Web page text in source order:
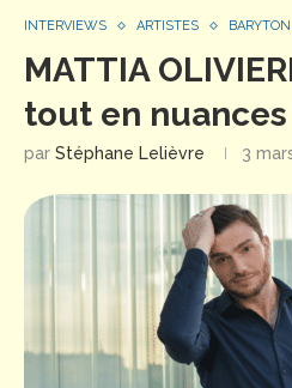
INTERVIEWS ARTISTES BARYTON
MATTIA
tout en nuances
par Stéphane Lelièvre 3